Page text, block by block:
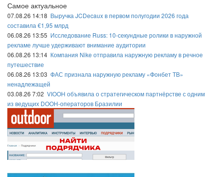
Самое актуальное
07.08.26 14:18 Выручка JCDecaux в первом полугодии 2026 года
составила €1,95 млрд
06.08.26 13:55 Исследование Russ: 10-секундные ролики в наружной
рекламе лучше удерживают внимание аудитории
06.08.26 13:14 Компания Nike отправила наружную рекламу в речное
путешествие
06.08.26 13:03 ФАС признала наружную рекламу «Фонбет ТВ»
ненадлежащей
03.08.26 7:02 VIOOH объявила о стратегическом партнёрстве с одним
из ведущих DOOH-операторов Бразилии